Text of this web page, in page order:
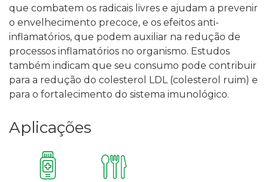
que combatem os radicais livres e ajudam a prevenir
o envelhecimento precoce, e os efeitos anti-
inflamatórios, que podem auxiliar na redução de
processos inflamatórios no organismo. Estudos
também indicam que seu consumo pode contribuir
para a redução do colesterol LDL (colesterol ruim) e
para o fortalecimento do sistema imunológico.
Aplicações